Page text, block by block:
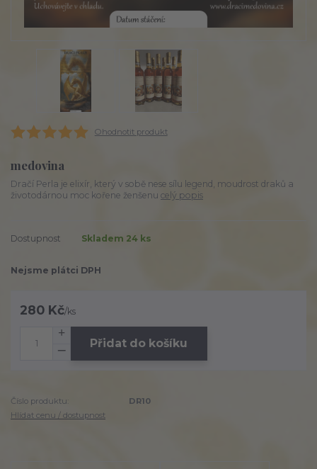
Ohodnotit produkt
medovina
Dračí Perla je elixír, který v sobě nese sílu legend, moudrost draků a
životodárnou moc kořene ženšenu celý popis
Dostupnost Skladem 24 ks
Nejsme plátci DPH
280 Kč/ks
Přidat do košíku
Číslo produktu:
DR10
Hlídat cenu / dostupnost